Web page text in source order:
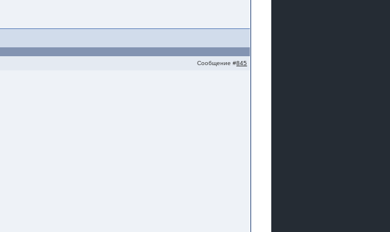
Сообщение #845